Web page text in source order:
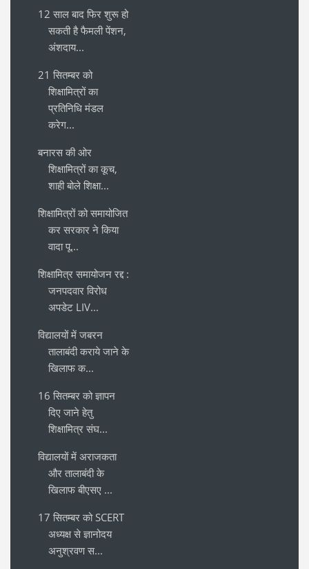
12 साल बाद फिर शुरू हो
सकती है फैमली पेंशन,
अंशदाय...
21 सितम्बर को
शिक्षामित्रों का
प्रतिनिधि मंडल
करेग...
बनारस की ओर
शिक्षामित्रों का कूच,
शाही बोले शिक्षा...
शिक्षामित्रों को समायोजित
कर सरकार ने किया
वादा पू...
शिक्षामित्र समायोजन रद्द :
जनपदवार विरोध
अपडेट LIV...
विद्यालयों में जबरन
तालाबंदी कराये जाने के
खिलाफ क...
16 सितम्बर को ज्ञापन
दिए जाने हेतु
शिक्षामित्र संघ...
विद्यालयों में अराजकता
और तालाबंदी के
खिलाफ बीएसए ...
17 सितम्बर को SCERT
अध्यक्ष से ज्ञानोदय
अनुश्रवण स...